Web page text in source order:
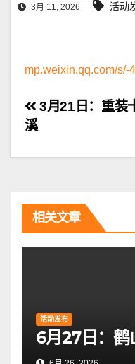
3月 11, 2026 活动
mp.weixin.qq.com/
文
章
航
3月21日：重装
溪
相关文章
活动发布
6月27日：鹤